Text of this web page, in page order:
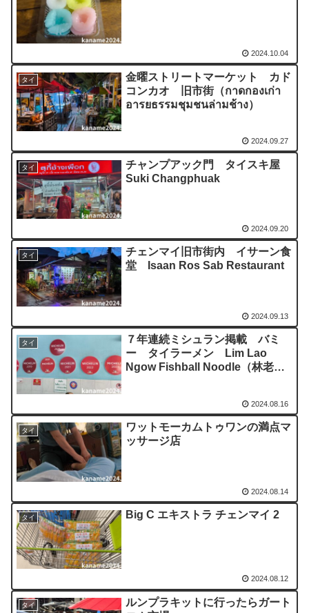
2024.10.04
タイ
金曜ストリートマーケット カド
コンカオ 旧市街（กาดกองเก่า
อารยธรรมชุมชนล่ามช้าง）
2024.09.27
タイ
チャンプアック門 タイスキ屋
Suki Changphuak
2024.09.20
タイ
チェンマイ旧市街内 イサーン食
堂 Isaan Ros Sab Restaurant
2024.09.13
タイ
７年連続ミシュラン掲載 バミ
ー タイラーメン Lim Lao
Ngow Fishball Noodle（林老
2024.08.16
タイ
ワットモーカムトゥワンの満点マ
ッサージ店
2024.08.14
タイ Big C エキストラ チェンマイ 2
2024.08.12
タイ
ルンプラキットに行ったらガート